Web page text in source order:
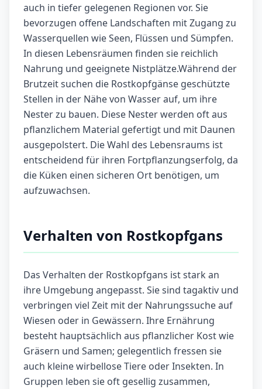
auch in tiefer gelegenen Regionen vor. Sie
bevorzugen offene Landschaften mit Zugang zu
Wasserquellen wie Seen, Flüssen und Sümpfen.
In diesen Lebensräumen finden sie reichlich
Nahrung und geeignete Nistplätze.Während der
Brutzeit suchen die Rostkopfgänse geschützte
Stellen in der Nähe von Wasser auf, um ihre
Nester zu bauen. Diese Nester werden oft aus
pflanzlichem Material gefertigt und mit Daunen
ausgepolstert. Die Wahl des Lebensraums ist
entscheidend für ihren Fortpflanzungserfolg, da
die Küken einen sicheren Ort benötigen, um
aufzuwachsen.
Verhalten von Rostkopfgans
Das Verhalten der Rostkopfgans ist stark an
ihre Umgebung angepasst. Sie sind tagaktiv und
verbringen viel Zeit mit der Nahrungssuche auf
Wiesen oder in Gewässern. Ihre Ernährung
besteht hauptsächlich aus pflanzlicher Kost wie
Gräsern und Samen; gelegentlich fressen sie
auch kleine wirbellose Tiere oder Insekten. In
Gruppen leben sie oft gesellig zusammen,